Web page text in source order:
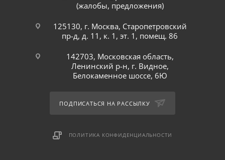
(жалобы, предложения)
125130, г. Москва, Старопетровский
пр-д, д. 11, к. 1, эт. 1, помещ. 86
142703, Московская область,
Ленинский р-н, г. Видное,
Белокаменное шоссе, 6Ю
ПОДПИСАТЬСЯ НА РАССЫЛКУ
ПОЛИТИКА КОНФИДЕНЦИАЛЬНОСТИ